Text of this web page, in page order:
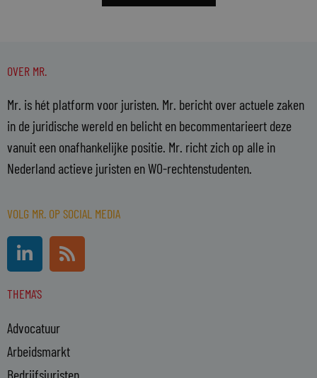
OVER MR.
Mr. is hét platform voor juristen. Mr. bericht over actuele zaken
in de juridische wereld en belicht en becommentarieert deze
vanuit een onafhankelijke positie. Mr. richt zich op alle in
Nederland actieve juristen en WO-rechtenstudenten.
VOLG MR. OP SOCIAL MEDIA
L
i
n
k
d
i
n
R
s
s
THEMA'S
Advocatuur
Arbeidsmarkt
Bedrijfsjuristen